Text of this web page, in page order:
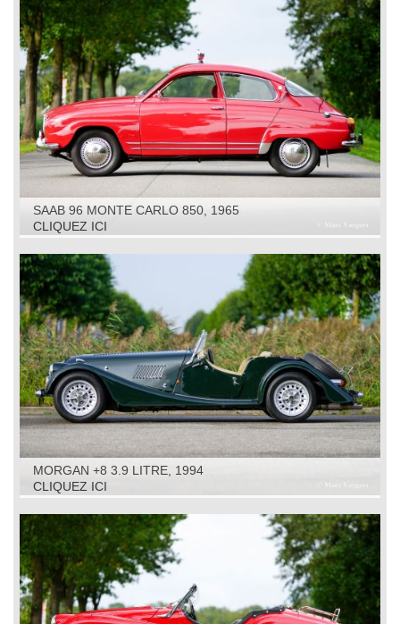
SAAB 96 MONTE CARLO 850, 1965
CLIQUEZ ICI
MORGAN +8 3.9 LITRE, 1994
CLIQUEZ ICI